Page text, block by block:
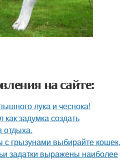
на сайте:
лука и чеснока!
задумка создать
отдыха.
грызунами выбирайте кошек,
задатки выражены наиболее